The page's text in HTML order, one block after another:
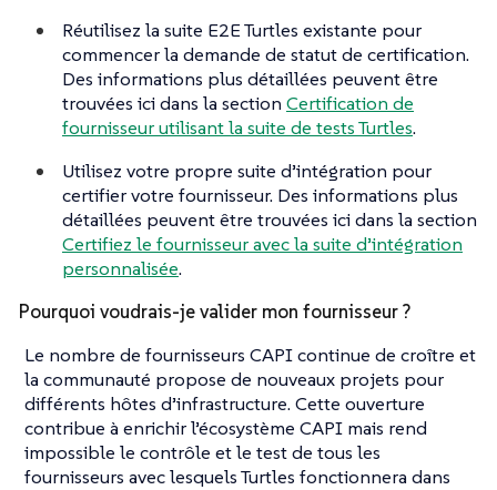
Réutilisez la suite E2E Turtles existante pour
commencer la demande de statut de certification.
Des informations plus détaillées peuvent être
trouvées ici dans la section Certification de
fournisseur utilisant la suite de tests Turtles.
Utilisez votre propre suite d’intégration pour
certifier votre fournisseur. Des informations plus
détaillées peuvent être trouvées ici dans la section
Certifiez le fournisseur avec la suite d’intégration
personnalisée.
Pourquoi voudrais-je valider mon fournisseur ?
Le nombre de fournisseurs CAPI continue de croître et
la communauté propose de nouveaux projets pour
différents hôtes d’infrastructure. Cette ouverture
contribue à enrichir l’écosystème CAPI mais rend
impossible le contrôle et le test de tous les
fournisseurs avec lesquels Turtles fonctionnera dans